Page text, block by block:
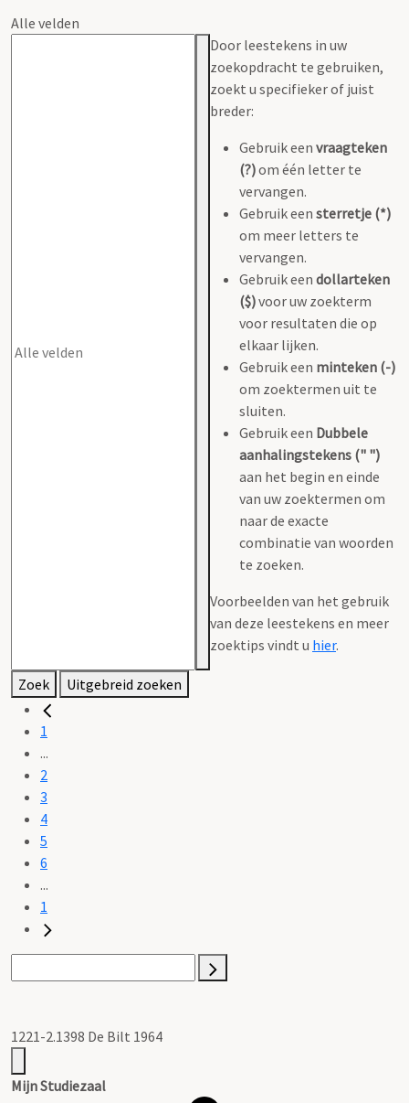
Alle velden
Door leestekens in uw
zoekopdracht te gebruiken,
zoekt u specifieker of juist
breder:
Gebruik een vraagteken
(?)om één letter te
vervangen.
Gebruik een sterretje (*)
om meer letters te
vervangen.
Gebruik een dollarteken
($)voor uw zoekterm
voor resultaten die op
elkaar lijken.
Gebruik een minteken (-)
om zoektermen uit te
sluiten.
Gebruik een Dubbele
aanhalingstekens (" ")
aan het begin en einde
van uw zoektermen om
naar de exacte
combinatie van woorden
te zoeken.
Voorbeelden van het gebruik
van deze leestekens en meer
zoektips vindt u hier.
Zoek Uitgebreid zoeken
1
...
2
3
4
5
6
...
1
1221-2.1398 De Bilt 1964
Mijn Studiezaal